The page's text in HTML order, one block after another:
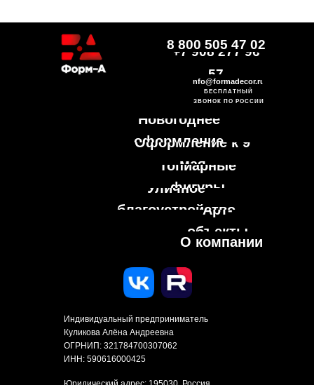
Индивидуальный предприниматель
Куликова Алёна Андреевна
ОГРНИП: 321784700307062
ИНН: 590616000425
БЕСПЛАТНЫЙ
ЗВОНОК ПО РОССИИ
info@formadecor.ru
Оформление к 9
мая
Арт-
объекты
Уличное
благоустройство
Топиарные
фигуры
Новогоднее
оформление
О компании
8 800 505 47 02
+7 908 277 96
57